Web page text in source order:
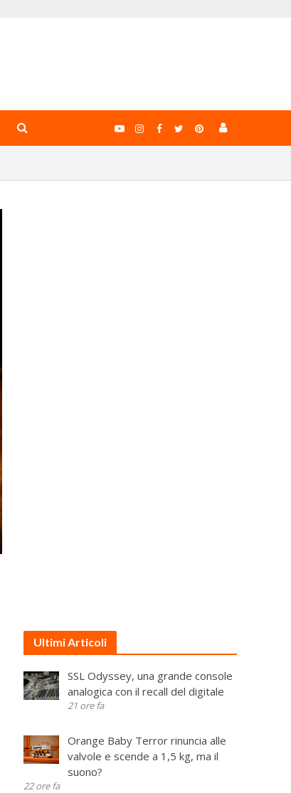
Ultimi Articoli
SSL Odyssey, una grande console
analogica con il recall del digitale
21 ore fa
Orange Baby Terror rinuncia alle
valvole e scende a 1,5 kg, ma il
suono?
22 ore fa